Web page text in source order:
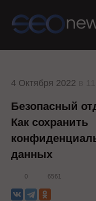
4 Октября 2022
Безопасный
Как сохранить
данных
0 6561